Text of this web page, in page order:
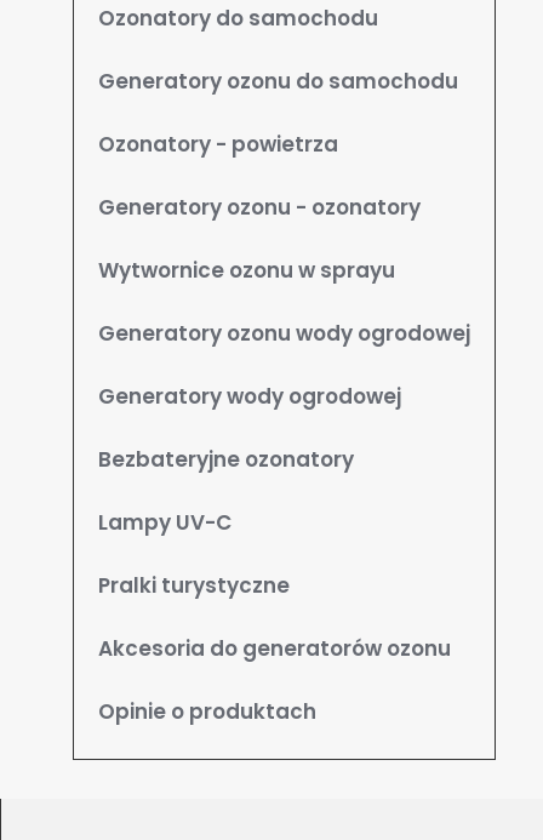
Ozonatory do samochodu
Generatory ozonu do samochodu
Ozonatory - powietrza
Generatory ozonu - ozonatory
Wytwornice ozonu w sprayu
Generatory ozonu wody ogrodowej
Generatory wody ogrodowej
Bezbateryjne ozonatory
Lampy UV-C
Pralki turystyczne
Akcesoria do generatorów ozonu
Opinie o produktach